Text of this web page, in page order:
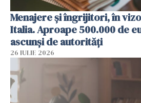
Menajere și îngrijitori, în
Italia. Aproape 500.000 de
ascunși de autorități
26 IULIE 2026